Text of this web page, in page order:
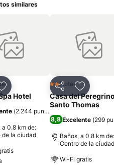
similares
Agregar a favoritos
Hotel
(2.244 puntuaciones
a 0.8 km de:
de la ciudad
CompartirAgregar
2 Estrellas
Hotel
Casa del
Santo Thomas
8,8 Excelente (299
Baños, a 0.8 km de:
Centro de la ciudad
Wi-Fi gratis